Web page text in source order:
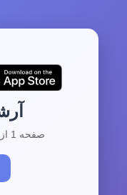
صفحه 1 از 343 | مجموع 3425 آرشیو